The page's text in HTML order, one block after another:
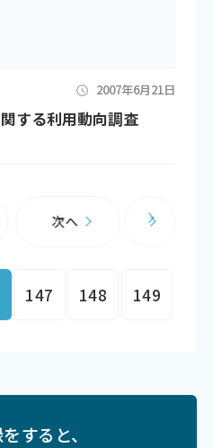
2007年6月21日
する利用動向調査
147 148 149
次へ
すると、